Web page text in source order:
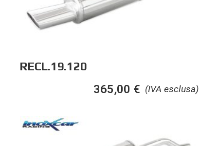
RECL.19.120
(IVA esclusa)
365,00 €